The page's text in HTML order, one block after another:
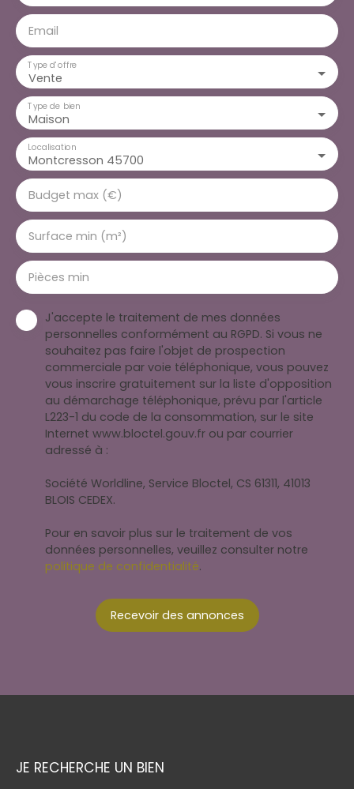
Email
Vente
Type d'offre
Maison
Type de bien
Montcresson 45700
Localisation
Budget max (€)
Surface min (m²)
Pièces min
J'accepte le traitement de mes données
personnelles conformément au RGPD. Si vous ne
souhaitez pas faire l'objet de prospection
commerciale par voie téléphonique, vous pouvez
vous inscrire gratuitement sur la liste d'opposition
au démarchage téléphonique, prévu par l'article
L223-1 du code de la consommation, sur le site
Internet www.bloctel.gouv.fr ou par courrier
adressé à :
Société Worldline, Service Bloctel, CS 61311, 41013
BLOIS CEDEX.
Pour en savoir plus sur le traitement de vos
données personnelles, veuillez consulter notre
politique de confidentialité.
Recevoir des annonces
JE RECHERCHE UN BIEN